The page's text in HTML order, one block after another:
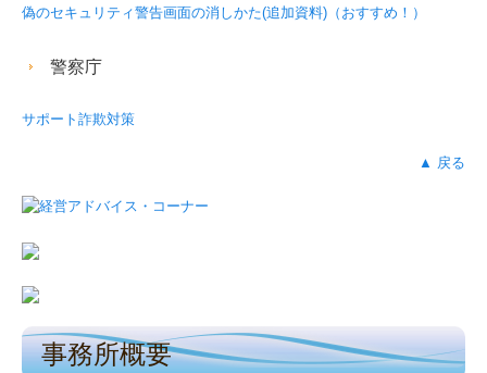
偽のセキュリティ警告画面の消しかた(追加資料)（おすすめ！）
警察庁
サポート詐欺対策
▲ 戻る
事務所概要